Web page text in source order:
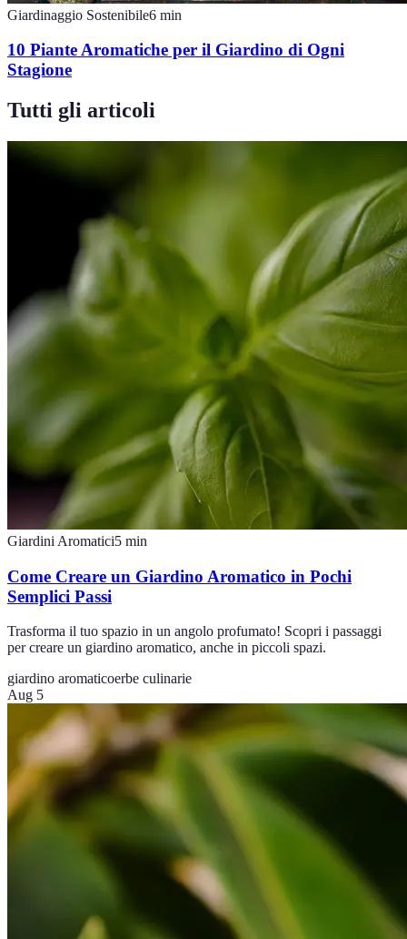
Giardinaggio Sostenibile6 min
10 Piante Aromatiche per il Giardino di Ogni
Stagione
Tutti gli articoli
Giardini Aromatici5 min
Come Creare un Giardino Aromatico in Pochi
Semplici Passi
Trasforma il tuo spazio in un angolo profumato! Scopri i passaggi
per creare un giardino aromatico, anche in piccoli spazi.
giardino aromaticoerbe culinarie
Aug 5